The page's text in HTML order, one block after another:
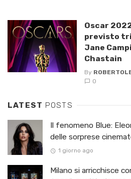
Oscar
previsto
Jane
Chastain
By
0
LATEST POSTS
Il fenomeno Blue:
delle sorprese
1 giorno ago
Milano si arricchisce